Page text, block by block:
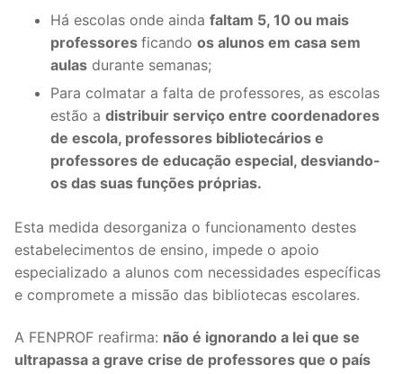
Há escolas onde ainda faltam 5, 10 ou mais
professores ficando os alunos em casa sem
aulas durante semanas;
Para colmatar a falta de professores, as escolas
estão a distribuir serviço entre coordenadores
de escola, professores bibliotecários e
professores de educação especial, desviando-
os das suas funções próprias.
Esta medida desorganiza o funcionamento destes
estabelecimentos de ensino, impede o apoio
especializado a alunos com necessidades específicas
e compromete a missão das bibliotecas escolares.
A FENPROF reafirma: não é ignorando a lei que se
ultrapassa a grave crise de professores que o país